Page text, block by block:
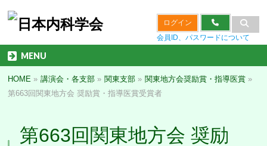
ログイン
会員ID、パスワードについて
MENU
HOME » 講演会・各支部 » 関東支部 » 関東地方会奨励賞・指導医賞 »
第663回関東地方会 奨励賞・指導医賞受賞者
第663回関東地方会 奨励